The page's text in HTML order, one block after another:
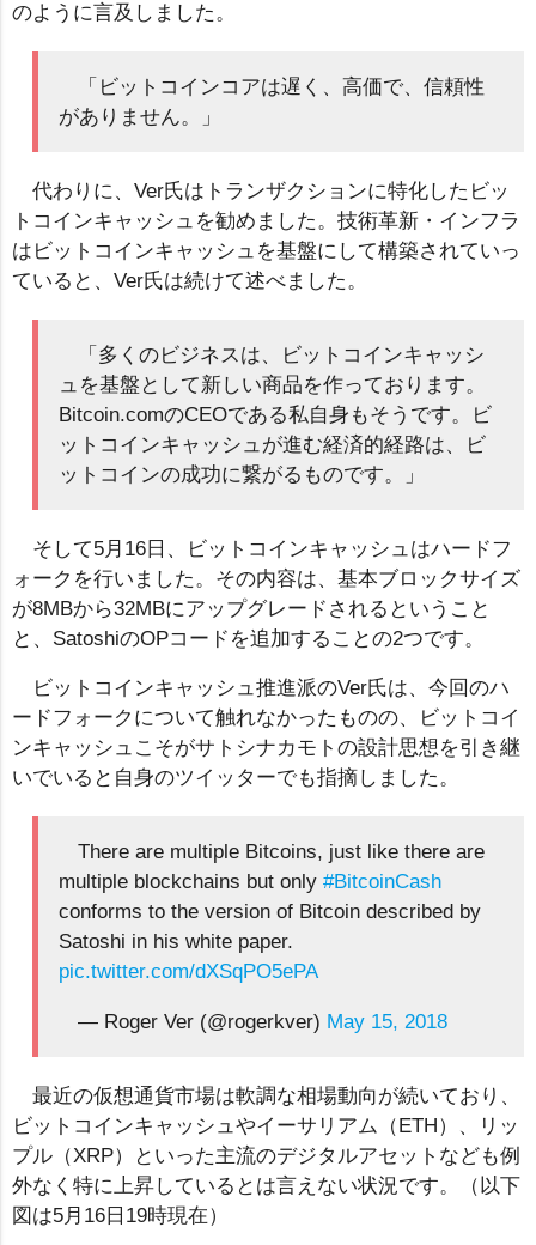
のように言及しました。
「ビットコインコアは遅く、高価で、信頼性
がありません。」
代わりに、Ver氏はトランザクションに特化したビッ
トコインキャッシュを勧めました。技術革新・インフラ
はビットコインキャッシュを基盤にして構築されていっ
ていると、Ver氏は続けて述べました。
「多くのビジネスは、ビットコインキャッシ
ュを基盤として新しい商品を作っております。
Bitcoin.comのCEOである私自身もそうです。ビ
ットコインキャッシュが進む経済的経路は、ビ
ットコインの成功に繋がるものです。」
そして5月16日、ビットコインキャッシュはハードフ
ォークを行いました。その内容は、基本ブロックサイズ
が8MBから32MBにアップグレードされるということ
と、SatoshiのOPコードを追加することの2つです。
ビットコインキャッシュ推進派のVer氏は、今回のハ
ードフォークについて触れなかったものの、ビットコイ
ンキャッシュこそがサトシナカモトの設計思想を引き継
いでいると自身のツイッターでも指摘しました。
There are multiple Bitcoins, just like there are
multiple blockchains but only #BitcoinCash
conforms to the version of Bitcoin described by
Satoshi in his white paper.
pic.twitter.com/dXSqPO5ePA
— Roger Ver (@rogerkver) May 15, 2018
最近の仮想通貨市場は軟調な相場動向が続いており、
ビットコインキャッシュやイーサリアム（ETH）、リッ
プル（XRP）といった主流のデジタルアセットなども例
外なく特に上昇しているとは言えない状況です。（以下
図は5月16日19時現在）